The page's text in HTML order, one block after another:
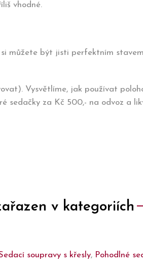
vhodné.
můžete být jisti perfektním
Vysvětlíme, jak používat
sedačky za Kč 500,- na odvoz a
v kategoriích
soupravy s křesly, Pohodlné